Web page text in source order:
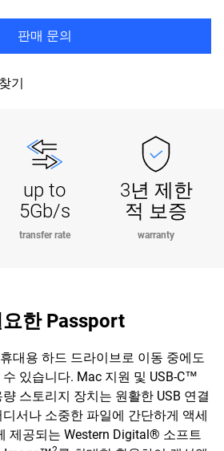
판매 문의
기
up to
5Gb/s
transfer rate
3년 제한
적 보증
warranty
한 Passport
대용 하드 드라이브로 이동 중에도
있습니다. Mac 지원 및 USB-C™
스토리지 장치는 원활한 USB 연결
서나 소중한 파일에 간단하게 액세
제공되는 Western Digital® 소프트